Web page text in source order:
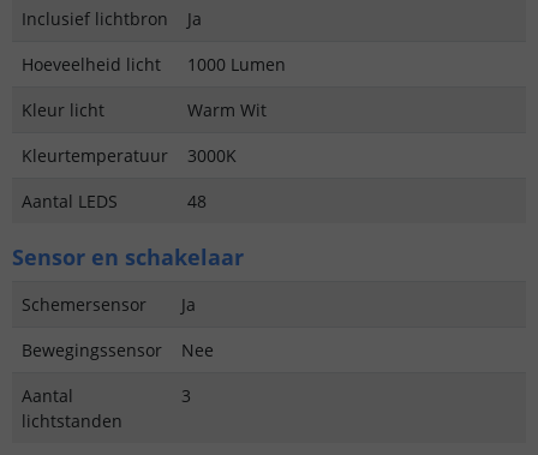
Inclusief lichtbron
Ja
Hoeveelheid licht
1000 Lumen
Kleur licht
Warm Wit
Kleurtemperatuur
3000K
Aantal LEDS
48
Sensor en schakelaar
Schemersensor
Ja
Bewegingssensor
Nee
Aantal
lichtstanden
3